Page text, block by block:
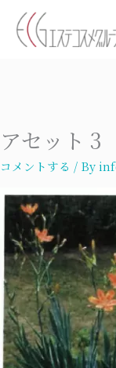
アセット 3
コメントする / By